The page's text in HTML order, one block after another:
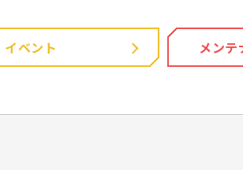
イベント メンテ